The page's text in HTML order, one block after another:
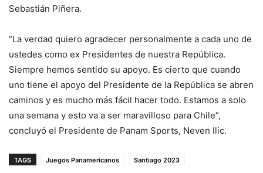
Sebastián Piñera.
“La verdad quiero agradecer personalmente a cada uno de
ustedes como ex Presidentes de nuestra República.
Siempre hemos sentido su apoyo. Es cierto que cuando
uno tiene el apoyo del Presidente de la República se abren
caminos y es mucho más fácil hacer todo. Estamos a solo
una semana y esto va a ser maravilloso para Chile”,
concluyó el Presidente de Panam Sports, Neven Ilic.
TAGS Juegos Panamericanos Santiago 2023